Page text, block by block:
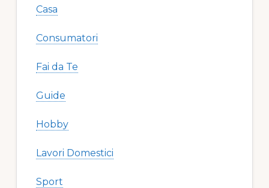
Casa
Consumatori
Fai da Te
Guide
Hobby
Lavori Domestici
Sport